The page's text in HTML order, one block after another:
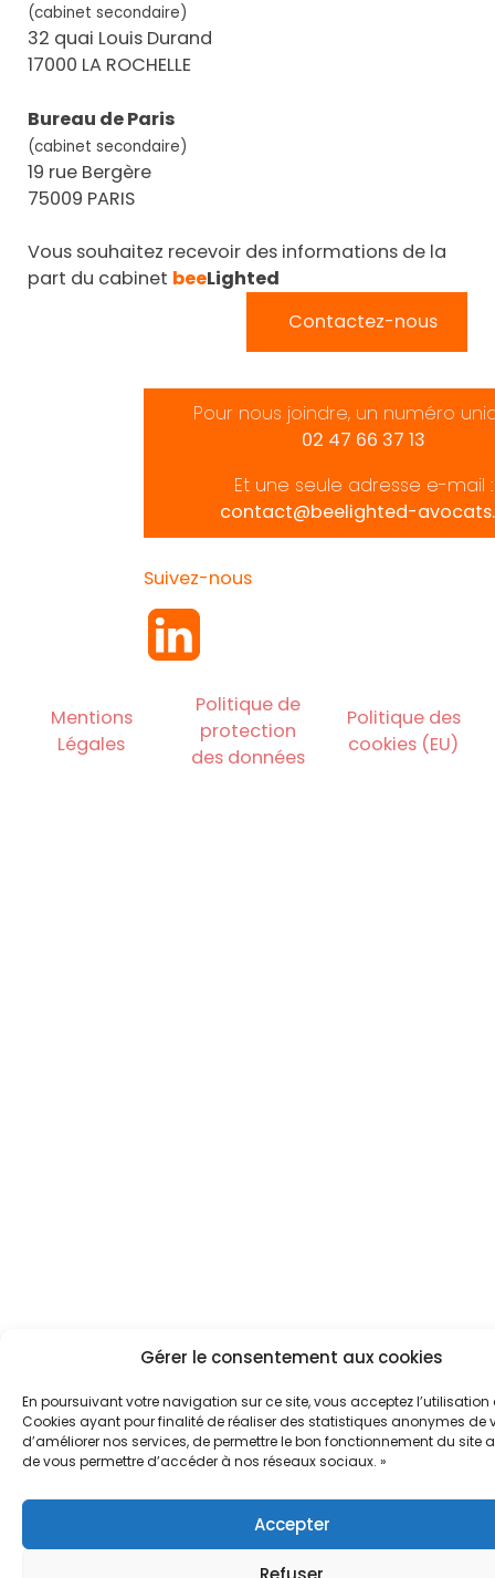
Gérer le consentement aux cookies
En poursuivant votre navigation sur ce site, vous acceptez l’utilisation
Cookies ayant pour finalité de réaliser des statistiques anonymes de
d’améliorer nos services, de permettre le bon fonctionnement du site
de vous permettre d’accéder à nos réseaux sociaux. »
Accepter
(cabinet secondaire)
32 quai Louis Durand
17000 LA ROCHELLE
Bureau de Paris
(cabinet secondaire)
19 rue Bergère
75009 PARIS
Vous souhaitez recevoir des informations de la
part du cabinet beeLighted
Contactez-nous
Pour nous joindre, un numéro
02 47 66 37 13
Et une seule adresse e-mail :
contact@beelighted-
Suivez-nous
Mentions
Légales
Politique de
protection
des données
Politique des
cookies (EU)